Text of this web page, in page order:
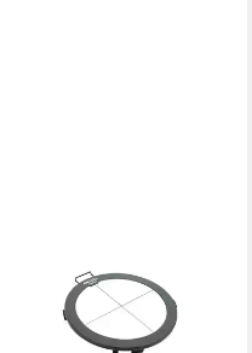
KEITH MCMILLEN
E-Drum Pads Muse Kinetics
Bop Pad MIDI-Drumpad mit